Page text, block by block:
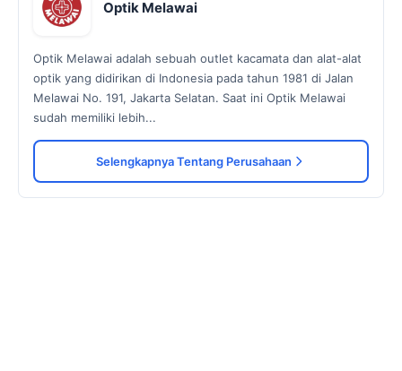
Optik Melawai
Optik Melawai adalah sebuah outlet kacamata dan alat-alat
optik yang didirikan di Indonesia pada tahun 1981 di Jalan
Melawai No. 191, Jakarta Selatan. Saat ini Optik Melawai
sudah memiliki lebih...
Selengkapnya Tentang Perusahaan